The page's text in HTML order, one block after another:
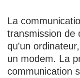
La
transmission de
qu'un
un modem. La
communication